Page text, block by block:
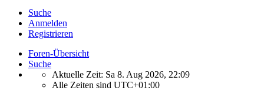
Suche
Anmelden
Registrieren
Foren-Übersicht
Suche
Aktuelle Zeit: Sa 8. Aug 2026, 22:09
Alle Zeiten sind UTC+01:00